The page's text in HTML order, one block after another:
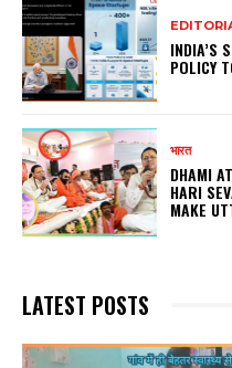
INDIA’S
POLICY
भारत
DHAMI
HARI
MAKE
LATEST POSTS